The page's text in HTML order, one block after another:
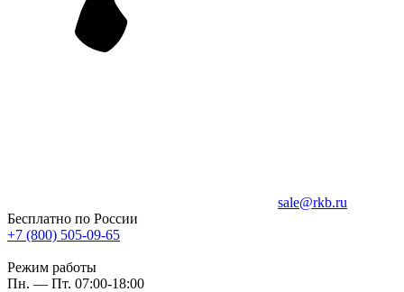
sale@rkb.ru
Бесплатно по России
+7 (800) 505-09-65
Режим работы
Пн. — Пт. 07:00-18:00